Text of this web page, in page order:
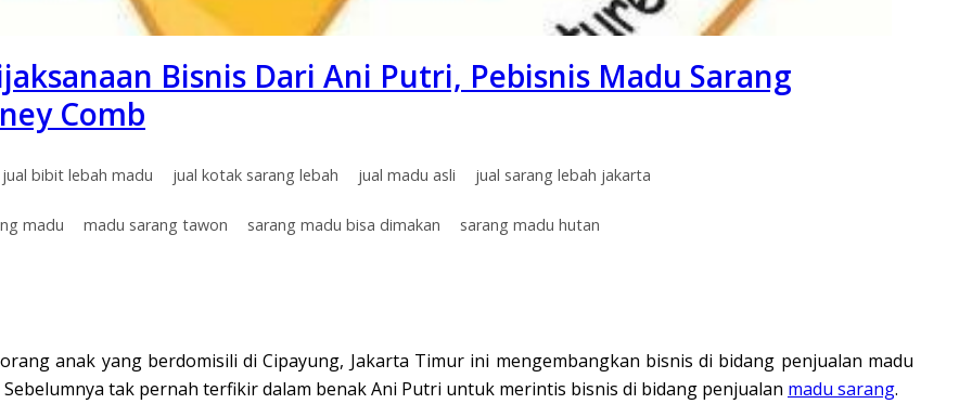
Bisnis Dari Ani Putri, Pebisnis Madu Sarang
Comb
jual bibit lebah madu jual kotak sarang lebah jual madu asli jual sarang lebah jakarta
madu madu sarang tawon sarang madu bisa dimakan sarang madu hutan
anak yang berdomisili di Cipayung, Jakarta Timur ini mengembangkan bisnis di bidang penjualan madu
tak pernah terfikir dalam benak Ani Putri untuk merintis bisnis di bidang penjualan madu sarang.